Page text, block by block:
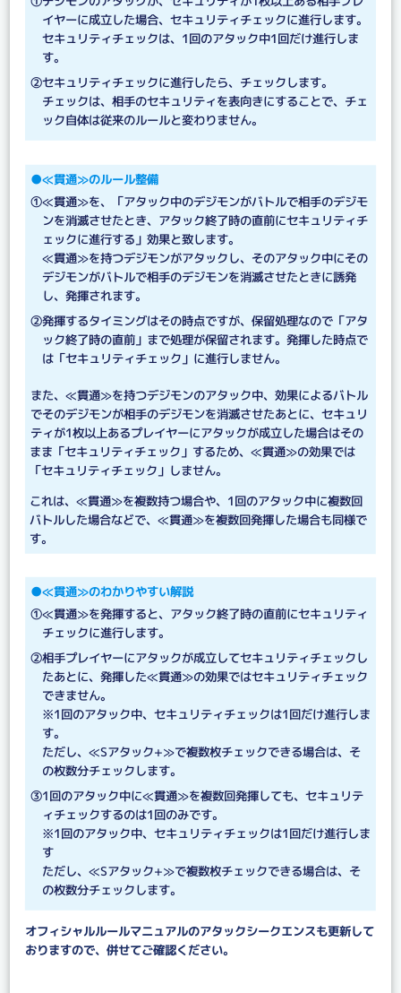
イヤーに成立した場合、セキュリティチェックに進行します。
セキュリティチェックは、1回のアタック中1回だけ進行しま
す。
②セキュリティチェックに進行したら、チェックします。
チェックは、相手のセキュリティを表向きにすることで、チェ
ック自体は従来のルールと変わりません。
●≪貫通≫のルール整備
①≪貫通≫を、「アタック中のデジモンがバトルで相手のデジモ
ンを消滅させたとき、アタック終了時の直前にセキュリティチ
ェックに進行する」効果と致します。
≪貫通≫を持つデジモンがアタックし、そのアタック中にその
デジモンがバトルで相手のデジモンを消滅させたときに誘発
し、発揮されます。
②発揮するタイミングはその時点ですが、保留処理なので「アタ
ック終了時の直前」まで処理が保留されます。発揮した時点で
は「セキュリティチェック」に進行しません。
また、≪貫通≫を持つデジモンのアタック中、効果によるバトル
でそのデジモンが相手のデジモンを消滅させたあとに、セキュリ
ティが1枚以上あるプレイヤーにアタックが成立した場合はその
まま「セキュリティチェック」するため、≪貫通≫の効果では
「セキュリティチェック」しません。
これは、≪貫通≫を複数持つ場合や、1回のアタック中に複数回
バトルした場合などで、≪貫通≫を複数回発揮した場合も同様で
す。
●≪貫通≫のわかりやすい解説
①≪貫通≫を発揮すると、アタック終了時の直前にセキュリティ
チェックに進行します。
②相手プレイヤーにアタックが成立してセキュリティチェックし
たあとに、発揮した≪貫通≫の効果ではセキュリティチェック
できません。
※1回のアタック中、セキュリティチェックは1回だけ進行しま
す。
ただし、≪Sアタック+≫で複数枚チェックできる場合は、そ
の枚数分チェックします。
③1回のアタック中に≪貫通≫を複数回発揮しても、セキュリテ
ィチェックするのは1回のみです。
※1回のアタック中、セキュリティチェックは1回だけ進行しま
す
ただし、≪Sアタック+≫で複数枚チェックできる場合は、そ
の枚数分チェックします。
オフィシャルルールマニュアルのアタックシークエンスも更新して
おりますので、併せてご確認ください。